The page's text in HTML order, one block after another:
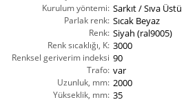
Kurulum yöntemi: Sarkıt / Sıva Üstü
Parlak renk: Sıcak Beyaz
Renk: Siyah (ral9005)
Renk sıcaklığı, K: 3000
Renksel geriverim indeksi
CRI(Ra):
90
Trafo: var
Uzunluk, mm: 2000
Yükseklik, mm: 35